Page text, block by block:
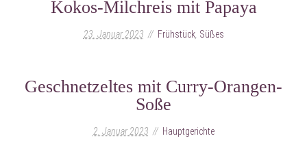
Kokos-Milchreis mit Papaya
23. Januar 2023 Frühstück, Süßes
Geschnetzeltes mit Curry-Orangen-
Soße
2. Januar 2023 Hauptgerichte